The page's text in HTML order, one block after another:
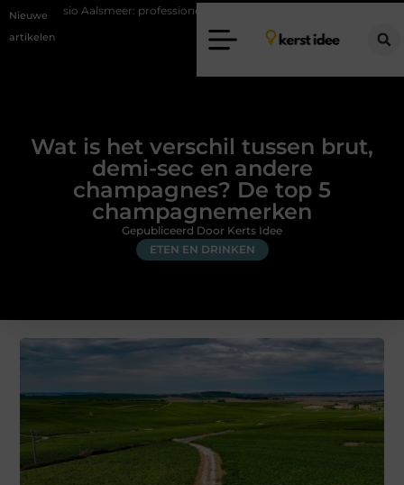
Nieuwe
artikelen
professionele hulp bij pijn en bewegingsklachten
Wat is het verschil tussen brut,
demi-sec en andere
champagnes? De top 5
champagnemerken
ETEN EN DRINKEN
Gepubliceerd Door Kerts Idee